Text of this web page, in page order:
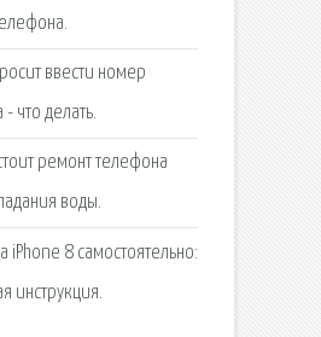
ввести номер
что делать.
ремонт телефона
воды.
iPhone 8 самостоятельно:
инструкция.